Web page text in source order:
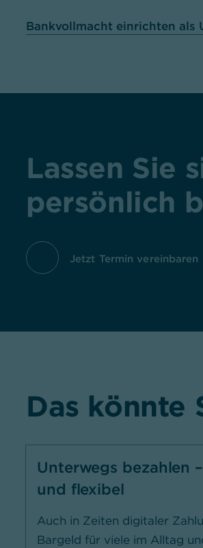
Bankvollmacht einrichten als
Lassen Sie
persönlich
Jetzt Termin vereinbaren
Das könnte
Unterwegs bezahlen
und flexibel
Auch in Zeiten digitaler
Bargeld für viele im Alltag